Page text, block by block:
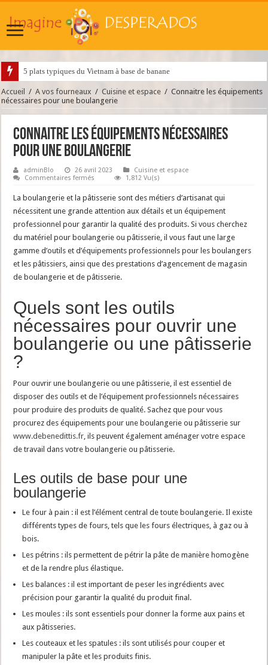
5 plats typiques du Vietnam à base de banane
Accueil / A vos fourneaux / Cuisine et espace / Connaitre les équipements
nécessaires pour une boulangerie
Connaitre les équipements nécessaires
pour une boulangerie
adminBlo 26 avril 2023
Cuisine et espace
Commentaires fermés
équipements
nécessaires
pour
une
1,812 Vu(s)
La boulangerie et la pâtisserie sont des métiers d’artisanat qui
nécessitent une grande attention aux détails et un équipement
professionnel pour garantir la qualité des produits. Si vous cherchez
du matériel pour boulangerie ou pâtisserie, il vous faut une large
gamme d’outils et d’équipements professionnels pour les boulangers
et les pâtissiers, ainsi que des prestations d’agencement de magasin
de boulangerie et de pâtisserie.
Quels sont les outils
nécessaires pour ouvrir une
boulangerie ou une pâtisserie
?
Pour ouvrir une boulangerie ou une pâtisserie, il est essentiel de
disposer des outils et de l’équipement professionnels nécessaires
pour produire des produits de qualité. Sachez que pour vous
procurez des équipements pour une boulangerie ou pâtisserie sur
www.debenedittis.fr , ils peuvent également aménager votre espace
de travail dans votre boulangerie ou pâtisserie.
Les outils de base pour une
boulangerie
Le four à pain : il est l’élément central de toute boulangerie. Il existe
différents types de fours, tels que les fours électriques, à gaz ou à
bois.
Les pétrins : ils permettent de pétrir la pâte de manière homogène
et de la rendre plus élastique.
Les balances : il est important de peser les ingrédients avec
précision pour garantir la qualité du produit final.
Les moules : ils sont essentiels pour donner la forme aux pains et
aux pâtisseries.
Les couteaux et les spatules : ils sont utilisés pour couper et
manipuler la pâte et les produits finis.